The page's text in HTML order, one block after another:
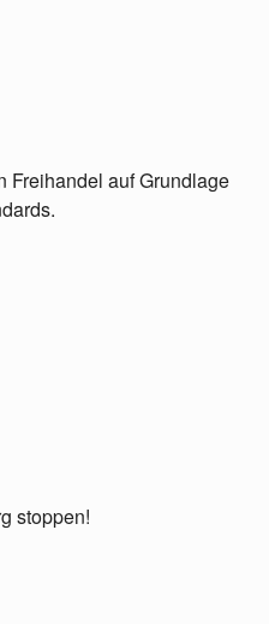
Freihandel auf Grundlage
stoppen!